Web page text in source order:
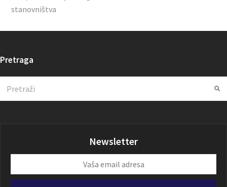
stanovništva
Pretraga
Newsletter
email